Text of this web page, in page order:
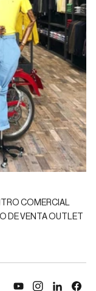
COMERCIAL
DE VENTA OUTLET